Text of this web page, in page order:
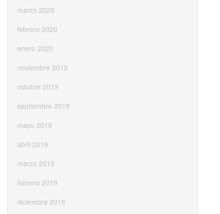
marzo 2020
febrero 2020
enero 2020
noviembre 2019
octubre 2019
septiembre 2019
mayo 2019
abril 2019
marzo 2019
febrero 2019
diciembre 2018